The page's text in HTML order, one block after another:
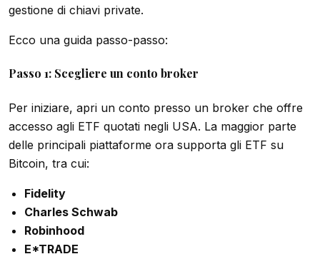
gestione di chiavi private.
Ecco una guida passo-passo:
Passo 1: Scegliere un conto broker
Per iniziare, apri un conto presso un broker che offre
accesso agli ETF quotati negli USA. La maggior parte
delle principali piattaforme ora supporta gli ETF su
Bitcoin, tra cui:
Fidelity
Charles Schwab
Robinhood
E*TRADE